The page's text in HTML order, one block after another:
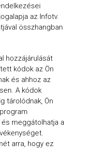
az Infotv.
összhangban
hozzájárulását
kódok az Ön
és ahhoz az
A kódok
tárolódnak, Ön
meggátolhatja a
arra, hogy ez